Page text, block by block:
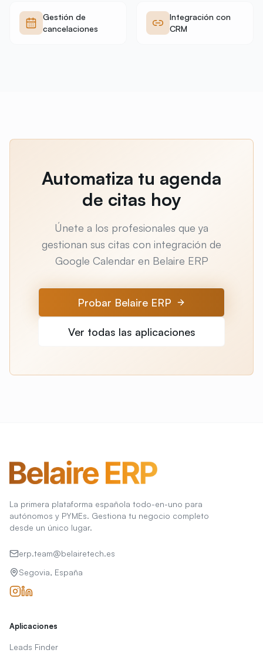
Gestión de
cancelaciones
Integración con
CRM
Automatiza tu agenda
de citas hoy
Únete a los profesionales que ya
gestionan sus citas con integración de
Google Calendar en Belaire ERP
Probar Belaire ERP
Ver todas las aplicaciones
La primera plataforma española todo-en-uno para
autónomos y PYMEs. Gestiona tu negocio completo
desde un único lugar.
erp.team@belairetech.es
Segovia, España
Aplicaciones
Leads Finder